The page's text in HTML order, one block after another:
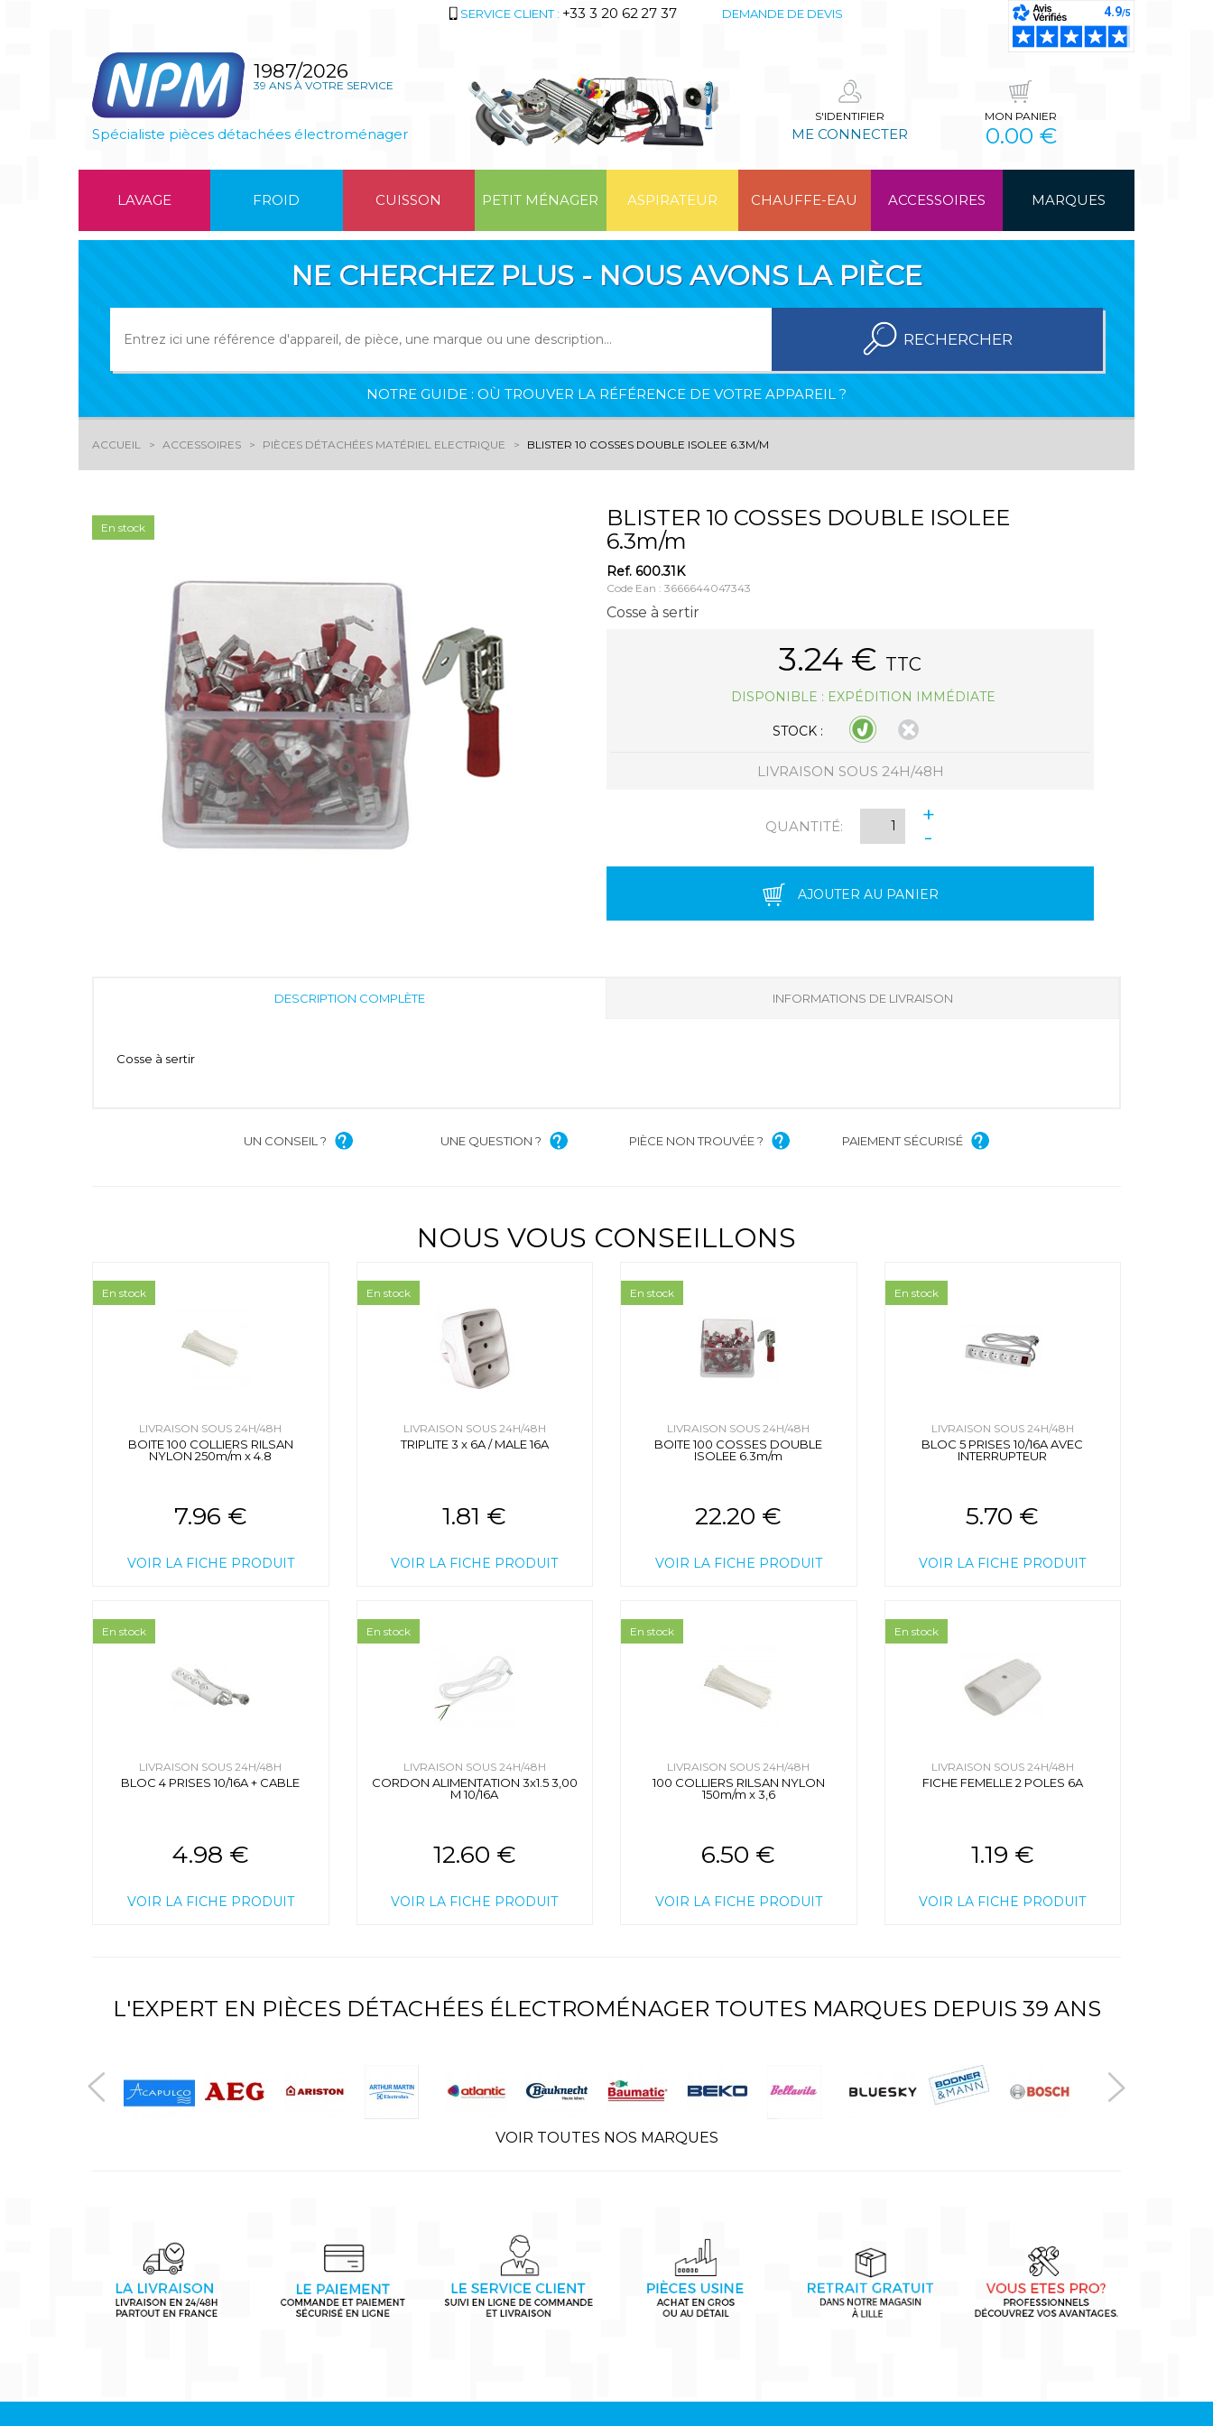
SERVICE CLIENT : +33 3 20 62 27 37 DEMANDE DE DEVIS
1987/2026
39 ANS À VOTRE SERVICE
Spécialiste pièces détachées électroménager
S'IDENTIFIER
ME CONNECTER
MON PANIER
0.00 €
LAVAGE FROID CUISSON PETIT MÉNAGER ASPIRATEUR CHAUFFE-EAU ACCESSOIRES MARQUES
NE CHERCHEZ PLUS - NOUS AVONS LA PIÈCE
RECHERCHER
NOTRE GUIDE : OÙ TROUVER LA RÉFÉRENCE DE VOTRE APPAREIL ?
ACCUEIL ACCESSOIRES PIÈCES DÉTACHÉES MATÉRIEL ELECTRIQUE BLISTER 10 COSSES DOUBLE ISOLEE 6.3M/M
En stock
BLISTER 10 COSSES DOUBLE ISOLEE
6.3m/m
Ref. 600.31K
Code Ean : 3666644047343
Cosse à sertir
3.24 € TTC
STOCK :
DISPONIBLE : EXPÉDITION IMMÉDIATE
LIVRAISON SOUS 24H/48H
QUANTITÉ:
+
-
AJOUTER AU PANIER
DESCRIPTION COMPLÈTE INFORMATIONS DE LIVRAISON
Cosse à sertir
UN CONSEIL ? UNE QUESTION ? PIÈCE NON TROUVÉE ? PAIEMENT SÉCURISÉ
NOUS VOUS CONSEILLONS
LIVRAISON SOUS 24H/48H
BOITE 100 COLLIERS RILSAN
NYLON 250m/m x 4.8
7.96 €
VOIR LA FICHE PRODUIT
En stock
LIVRAISON SOUS 24H/48H
TRIPLITE 3 x 6A / MALE 16A
1.81 €
VOIR LA FICHE PRODUIT
En stock
LIVRAISON SOUS 24H/48H
BOITE 100 COSSES DOUBLE
ISOLEE 6.3m/m
22.20 €
VOIR LA FICHE PRODUIT
En stock
LIVRAISON SOUS 24H/48H
BLOC 5 PRISES 10/16A AVEC
INTERRUPTEUR
5.70 €
VOIR LA FICHE PRODUIT
En stock
LIVRAISON SOUS 24H/48H
BLOC 4 PRISES 10/16A + CABLE
4.98 €
VOIR LA FICHE PRODUIT
En stock
LIVRAISON SOUS 24H/48H
CORDON ALIMENTATION 3x1.5 3,00
M 10/16A
12.60 €
VOIR LA FICHE PRODUIT
En stock
LIVRAISON SOUS 24H/48H
100 COLLIERS RILSAN NYLON
150m/m x 3,6
6.50 €
VOIR LA FICHE PRODUIT
En stock
LIVRAISON SOUS 24H/48H
FICHE FEMELLE 2 POLES 6A
1.19 €
VOIR LA FICHE PRODUIT
En stock
L'EXPERT EN PIÈCES DÉTACHÉES ÉLECTROMÉNAGER TOUTES MARQUES DEPUIS 39 ANS
VOIR TOUTES NOS MARQUES